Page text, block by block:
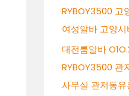
RYBOY3500 고
여성알바 고양
대전룸알바
RYBOY3500 관
사무실 관저동